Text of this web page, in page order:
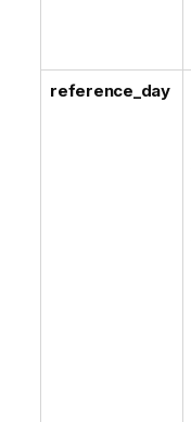
reference_day